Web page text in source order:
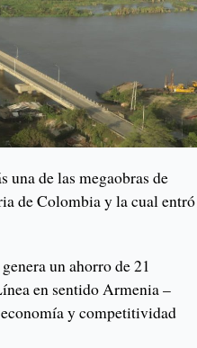
una de las megaobras de
de Colombia y la cual entró
un ahorro de 21
en sentido Armenia –
y competitividad